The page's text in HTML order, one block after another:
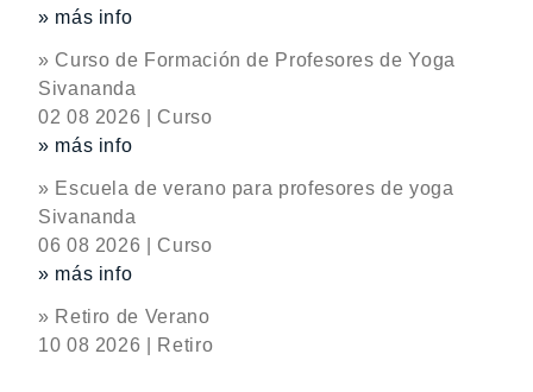
» más info
» Curso de Formación de Profesores de Yoga
Sivananda
02 08 2026 | Curso
» más info
» Escuela de verano para profesores de yoga
Sivananda
06 08 2026 | Curso
» más info
» Retiro de Verano
10 08 2026 | Retiro